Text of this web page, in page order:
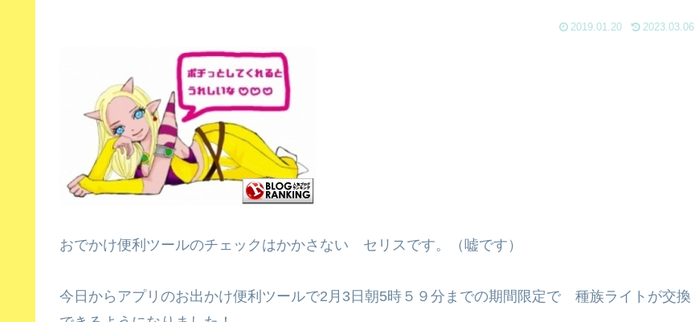
2019.01.20 2023.03.06
おでかけ便利ツールのチェックはかかさない セリスです。（嘘です）
今日からアプリのお出かけ便利ツールで2月3日朝5時５９分までの期間限定で 種族ライトが交換